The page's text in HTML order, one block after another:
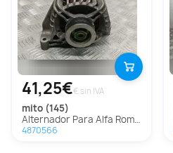
41,25€€ sin IVA
mito (145)
Alternador Para Alfa Romeo Mito
4870566